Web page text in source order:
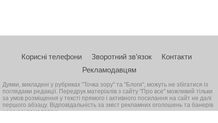
Корисні телефони Зворотний зв’язок
Контакти
Рекламодавцям
Думки, викладені у рубриках "Точка зору" та "Блоги", можуть не збігатися із
поглядами редакції. Передрук матеріалів з сайту "Про все" можливий тільки
за умов розміщення у тексті прямого і активного посилання на сайт не далі
першого абзацу. Відповідальність за зміст рекламних оголошень та банерів
несе рекламодавець